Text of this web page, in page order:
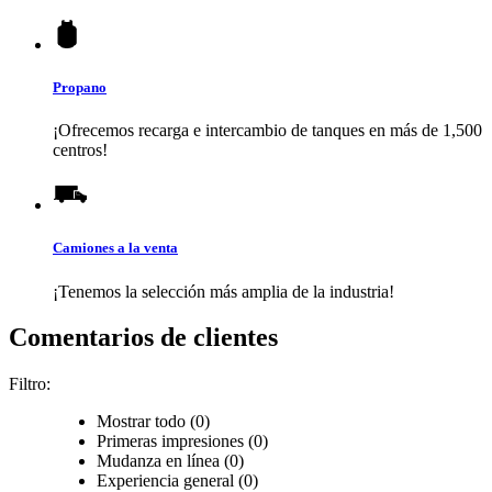
Propano
¡Ofrecemos recarga e intercambio de tanques en más de 1,500
centros!
Camiones a la venta
¡Tenemos la selección más amplia de la industria!
Comentarios de clientes
Filtro:
Mostrar todo (0)
Primeras impresiones (0)
Mudanza en línea (0)
Experiencia general (0)